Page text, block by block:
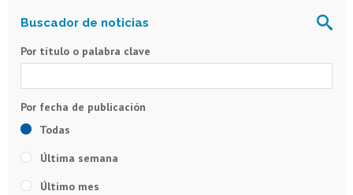
Por título o palabra clave
Todas
Última semana
Último mes